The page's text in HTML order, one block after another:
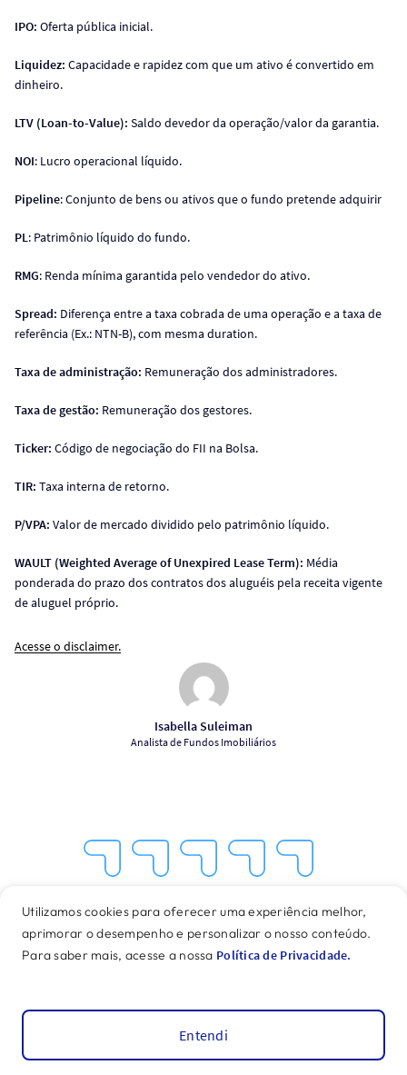
Utilizamos cookies para oferecer uma experiência melhor,
aprimorar o desempenho e personalizar o nosso conteúdo.
Para saber mais, acesse a nossa Política de Privacidade.
Entendi
IPO: Oferta pública inicial.
Liquidez: Capacidade e rapidez com que um ativo é convertido em
dinheiro.
LTV (Loan-to-Value): Saldo devedor da operação/valor da garantia.
NOI: Lucro operacional líquido.
Pipeline: Conjunto de bens ou ativos que o fundo pretende adquirir
PL: Patrimônio líquido do fundo.
RMG: Renda mínima garantida pelo vendedor do ativo.
Spread: Diferença entre a taxa cobrada de uma operação e a taxa de
referência (Ex.: NTN-B), com mesma duration.
Taxa de administração: Remuneração dos administradores.
Taxa de gestão: Remuneração dos gestores.
Ticker: Código de negociação do FII na Bolsa.
TIR: Taxa interna de retorno.
P/VPA: Valor de mercado dividido pelo patrimônio líquido.
WAULT (Weighted Average of Unexpired Lease Term): Média
ponderada do prazo dos contratos dos aluguéis pela receita vigente
de aluguel próprio.
Acesse o disclaimer.
Isabella Suleiman
Analista de Fundos Imobiliários
Envie seu recado pra gente!